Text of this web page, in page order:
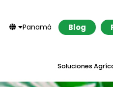
Panamá Blog
Soluciones